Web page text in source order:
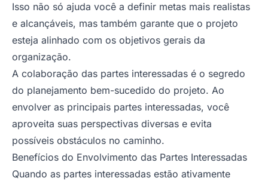
Isso não só ajuda você a definir metas mais realistas
e alcançáveis, mas também garante que o projeto
esteja alinhado com os objetivos gerais da
organização.
A colaboração das partes interessadas é o segredo
do planejamento bem-sucedido do projeto. Ao
envolver as principais partes interessadas, você
aproveita suas perspectivas diversas e evita
possíveis obstáculos no caminho.
Benefícios do Envolvimento das Partes Interessadas
Quando as partes interessadas estão ativamente